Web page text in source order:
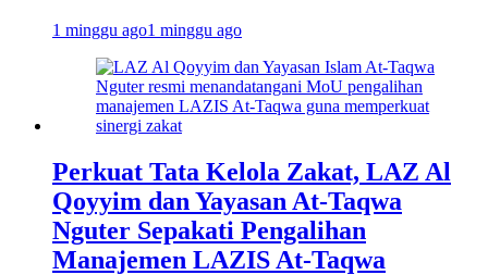
1 minggu ago1 minggu ago
Perkuat Tata Kelola Zakat, LAZ Al
Qoyyim dan Yayasan At-Taqwa
Nguter Sepakati Pengalihan
Manajemen LAZIS At-Taqwa